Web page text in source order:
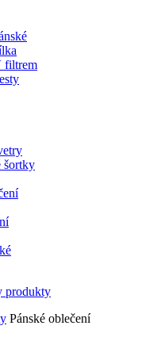
filtrem
šortky
Pánské oblečení